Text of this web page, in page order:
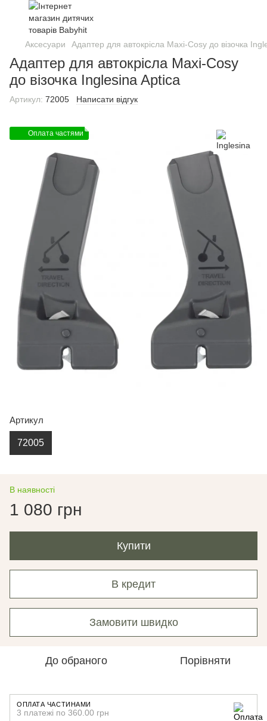
Аксесуари Адаптер для автокрісла Maxi-Cosy до візочка
Адаптер для автокрісла Maxi-Cosy
до візочка Inglesina Aptica
Артикул: 72005 Написати відгук
Оплата частями
Артикул
72005
В наявності
1 080 грн
Купити
В кредит
Замовити швидко
До обраного Порівняти
ОПЛАТА ЧАСТИНАМИ
3 платежі по 360.00 грн